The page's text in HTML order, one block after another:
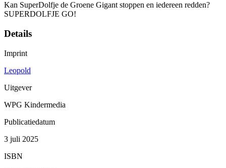
Kan SuperDolfje de Groene Gigant stoppen en iedereen redden?
SUPERDOLFJE GO!
Details
Imprint
Leopold
Uitgever
WPG Kindermedia
Publicatiedatum
3 juli 2025
ISBN